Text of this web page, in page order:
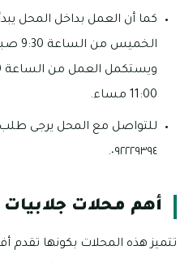
كما أن العمل بداخل المحل
11:00 مساء.
٠٩٢٢٢٩٣٩٤.
أهم محلات جلابيات
تتميز هذه المحلات بكونها تقدم